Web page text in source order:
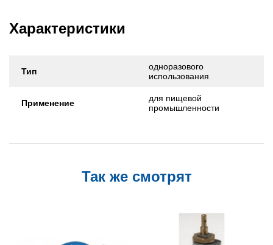
Характеристики
Тип
одноразового
использования
Применение
для пищевой
промышленности
Так же смотрят